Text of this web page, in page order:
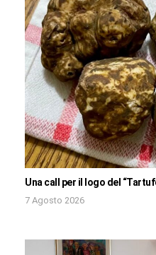
Una call per il logo del
7 Agosto 2026